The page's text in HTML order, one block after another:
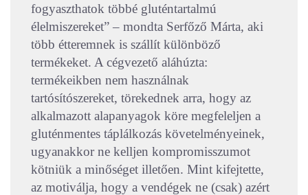
fogyaszthatok többé gluténtartalmú
élelmiszereket” – mondta Serfőző Márta, aki
több étteremnek is szállít különböző
termékeket. A cégvezető aláhúzta:
termékeikben nem használnak
tartósítószereket, törekednek arra, hogy az
alkalmazott alapanyagok köre megfeleljen a
gluténmentes táplálkozás követelményeinek,
ugyanakkor ne kelljen kompromisszumot
kötniük a minőséget illetően. Mint kifejtette,
az motiválja, hogy a vendégek ne (csak) azért